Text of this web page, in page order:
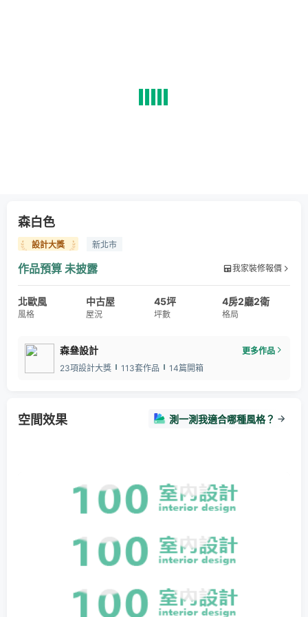
森白色
設計大獎 新北市
作品預算 未披露 我家裝修報價
北歐風
風格
中古屋
屋況
45坪
坪數
4房2廳2衛
格局
森叄設計
更多作品
23項設計大獎
113套作品 14篇開箱
空間效果 測一測我適合哪種風格？